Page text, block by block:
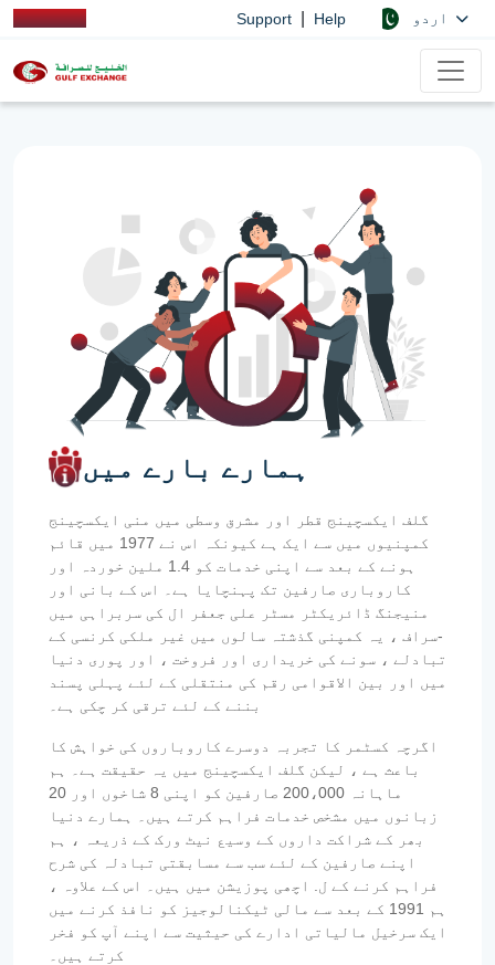
Support Help
ہمارے بارے میں
گلف ایکسچینج قطر اور مشرق وسطی میں منی ایکسچینج
کمپنیوں میں سے ایک ہے کیونکہ اس نے 1977 میں قائم
ہونے کے بعد سے اپنی خدمات کو 1.4 ملین خوردہ اور
کاروباری صارفین تک پہنچایا ہے۔ اس کے بانی اور
منیجنگ ڈائریکٹر مسٹر علی جعفر ال کی سربراہی میں
-سراف ، یہ کمپنی گذشتہ سالوں میں غیر ملکی کرنسی کے
تبادلے ، سونے کی خریداری اور فروخت ، اور پوری دنیا
میں اور بین الاقوامی رقم کی منتقلی کے لئے پہلی پسند
بننے کے لئے ترقی کر چکی ہے۔
اگرچہ کسٹمر کا تجربہ دوسرے کاروباروں کی خواہش کا
باعث ہے ، لیکن گلف ایکسچینج میں یہ حقیقت ہے۔ ہم
ماہانہ 200،000 صارفین کو اپنی 8 شاخوں اور 20
زبانوں میں مشخص خدمات فراہم کرتے ہیں۔ ہمارے دنیا
بھر کے شراکت داروں کے وسیع نیٹ ورک کے ذریعہ ، ہم
اپنے صارفین کے لئے سب سے مسابقتی تبادلہ کی شرح
فراہم کرنے کے ل. اچھی پوزیشن میں ہیں۔ اس کے علاوہ ،
ہم 1991 کے بعد سے مالی ٹیکنالوجیز کو نافذ کرنے میں
ایک سرخیل مالیاتی ادارے کی حیثیت سے اپنے آپ کو فخر
کرتے ہیں۔